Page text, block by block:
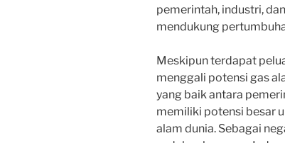
pemerintah, industri,
mendukung
Meskipun terdapat
menggali potensi gas
yang baik antara
memiliki potensi besar
alam dunia. Sebagai